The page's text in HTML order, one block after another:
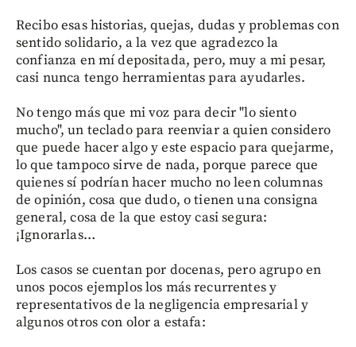
Recibo esas historias, quejas, dudas y problemas con
sentido solidario, a la vez que agradezco la
confianza en mí depositada, pero, muy a mi pesar,
casi nunca tengo herramientas para ayudarles.
No tengo más que mi voz para decir "lo siento
mucho", un teclado para reenviar a quien considero
que puede hacer algo y este espacio para quejarme,
lo que tampoco sirve de nada, porque parece que
quienes sí podrían hacer mucho no leen columnas
de opinión, cosa que dudo, o tienen una consigna
general, cosa de la que estoy casi segura:
¡Ignorarlas…
Los casos se cuentan por docenas, pero agrupo en
unos pocos ejemplos los más recurrentes y
representativos de la negligencia empresarial y
algunos otros con olor a estafa: